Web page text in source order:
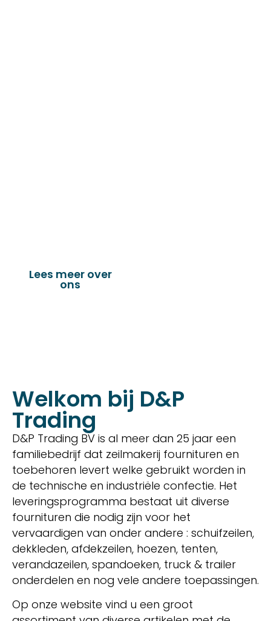
Lees meer over
ons
Welkom bij D&P
Trading
D&P Trading BV is al meer dan 25 jaar een
familiebedrijf dat zeilmakerij fournituren en
toebehoren levert welke gebruikt worden in
de technische en industriële confectie. Het
leveringsprogramma bestaat uit diverse
fournituren die nodig zijn voor het
vervaardigen van onder andere : schuifzeilen,
dekkleden, afdekzeilen, hoezen, tenten,
verandazeilen, spandoeken, truck & trailer
onderdelen en nog vele andere toepassingen.
Op onze website vind u een groot